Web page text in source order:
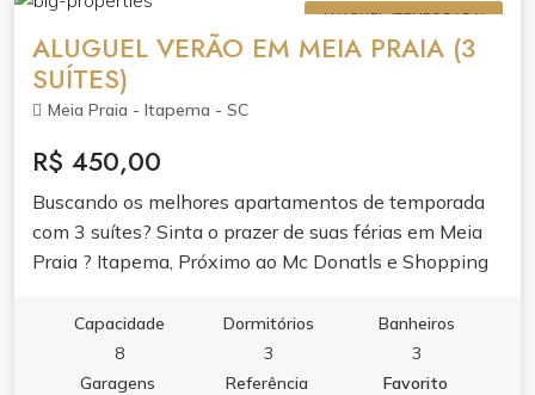
ALUGUEL (TEMPORADA)
ALUGUEL VERÃO EM MEIA PRAIA (3
SUÍTES)
Meia Praia - Itapema - SC
R$ 450,00
Buscando os melhores apartamentos de temporada
com 3 suítes? Sinta o prazer de suas férias em Meia
Praia ? Itapema, Próximo ao Mc Donatls e Shopping
Capacidade
8
Dormitórios
3
Banheiros
3
Garagens
Referência
Favorito